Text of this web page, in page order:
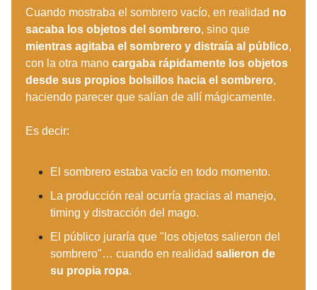
Cuando mostraba el sombrero vacío, en realidad no
sacaba los objetos del sombrero, sino que
mientras agitaba el sombrero y distraía al público,
con la otra mano cargaba rápidamente los objetos
desde sus propios bolsillos hacia el sombrero,
haciendo parecer que salían de allí mágicamente.
Es decir:
El sombrero estaba vacío en todo momento.
La producción real ocurría gracias al manejo,
timing y distracción del mago.
El público juraría que "los objetos salieron del
sombrero"… cuando en realidad salieron de
su propia ropa.